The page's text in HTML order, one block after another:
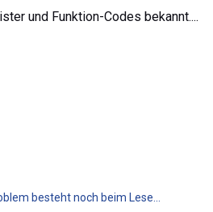
und Funktion-Codes bekannt....
besteht noch beim Lese...